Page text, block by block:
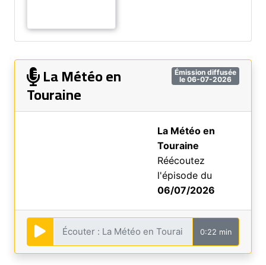
Émission diffusée
le 06-07-2026
La Météo en
Touraine
La Météo en
Touraine
Réécoutez
l'épisode du
06/07/2026
0:22 min